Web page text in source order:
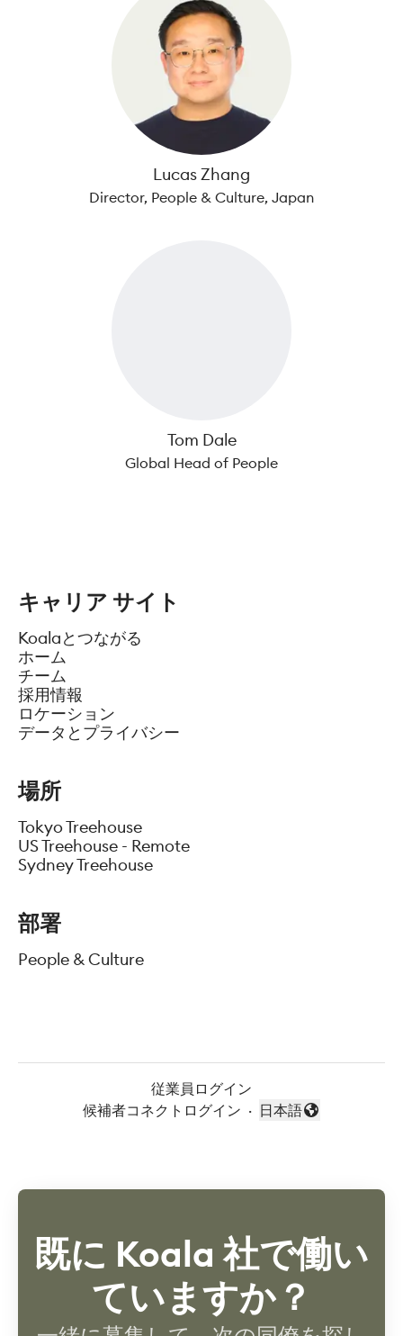
Lucas Zhang
Director, People & Culture, Japan
Tom Dale
Global Head of People
キャリア サイト
Koalaとつながる
ホーム
チーム
採用情報
ロケーション
データとプライバシー
場所
Tokyo Treehouse
US Treehouse - Remote
Sydney Treehouse
部署
People & Culture
従業員ログイン
候補者コネクトログイン ·
言語を変更
日本語
既に Koala 社で働い
ていますか？